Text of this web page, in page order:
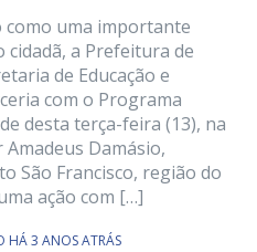
como uma importante
a Prefeitura de
de Educação e
com o Programa
desta terça-feira (13), na
Damásio,
São Francisco, região do
ação com […]
HÁ 3 ANOS ATRÁS